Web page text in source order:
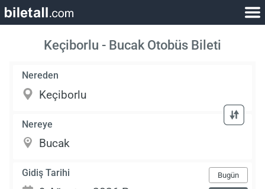
Keçiborlu - Bucak Otobüs Bileti
Nereden
Nereye
Gidiş Tarihi Bugün